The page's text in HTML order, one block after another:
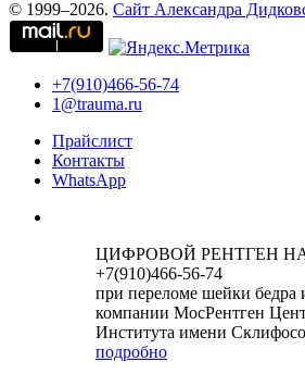
© 1999–2026. Сайт Александра
+7(910)466-56-74
1@trauma.ru
Прайслист
Контакты
WhatsApp
ЦИФРОВОЙ РЕНТГЕН
+7(910)466-56-74
при переломе шейки бедра
компании МосРентген
Института имени
подробно